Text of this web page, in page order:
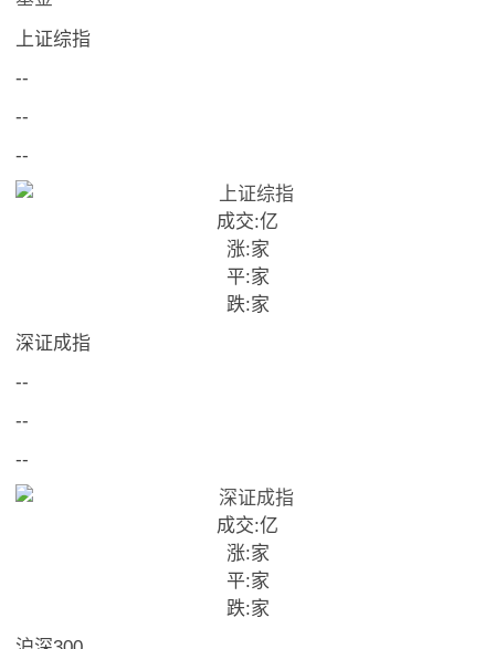
上证综指
--
--
--
成交:亿
涨:家
平:家
跌:家
深证成指
--
--
--
成交:亿
涨:家
平:家
跌:家